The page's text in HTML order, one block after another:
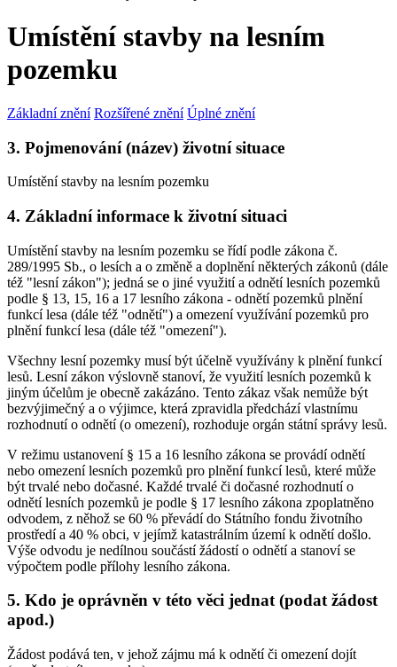
Umístění stavby na lesním
pozemku
Základní znění Rozšířené znění Úplné znění
3. Pojmenování (název) životní situace
Umístění stavby na lesním pozemku
4. Základní informace k životní situaci
Umístění stavby na lesním pozemku se řídí podle zákona č.
289/1995 Sb., o lesích a o změně a doplnění některých zákonů (dále
též "lesní zákon"); jedná se o jiné využití a odnětí lesních pozemků
podle § 13, 15, 16 a 17 lesního zákona - odnětí pozemků plnění
funkcí lesa (dále též "odnětí") a omezení využívání pozemků pro
plnění funkcí lesa (dále též "omezení").
Všechny lesní pozemky musí být účelně využívány k plnění funkcí
lesů. Lesní zákon výslovně stanoví, že využití lesních pozemků k
jiným účelům je obecně zakázáno. Tento zákaz však nemůže být
bezvýjimečný a o výjimce, která zpravidla předchází vlastnímu
rozhodnutí o odnětí (o omezení), rozhoduje orgán státní správy lesů.
V režimu ustanovení § 15 a 16 lesního zákona se provádí odnětí
nebo omezení lesních pozemků pro plnění funkcí lesů, které může
být trvalé nebo dočasné. Každé trvalé či dočasné rozhodnutí o
odnětí lesních pozemků je podle § 17 lesního zákona zpoplatněno
odvodem, z něhož se 60 % převádí do Státního fondu životního
prostředí a 40 % obci, v jejímž katastrálním území k odnětí došlo.
Výše odvodu je nedílnou součástí žádostí o odnětí a stanoví se
výpočtem podle přílohy lesního zákona.
5. Kdo je oprávněn v této věci jednat (podat žádost
apod.)
Žádost podává ten, v jehož zájmu má k odnětí či omezení dojít